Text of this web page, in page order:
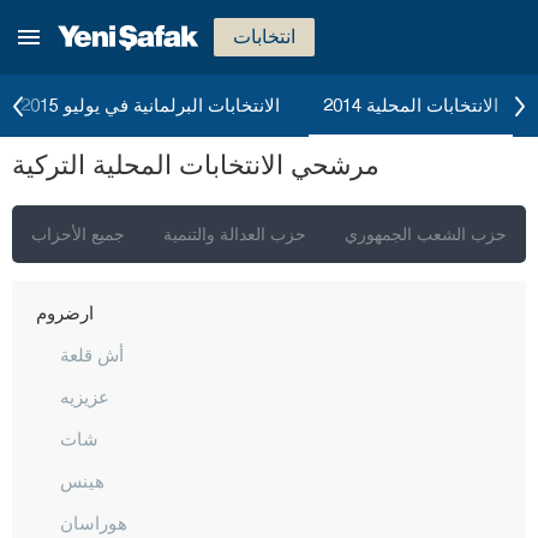
انتخابات
الانتخابات البرلمانية في يوليو 2015 الانتخابات المحلية 2014
مرشحي الانتخابات المحلية التركية
جميع الأحزاب حزب العدالة والتنمية حزب الشعب الجمهوري
دينيزلي
دياربكر
دوزجا
أدرنة
إيرزينجان
أرضروم
أش قلعة
عزيزيه
شات
هينس
هوراسان